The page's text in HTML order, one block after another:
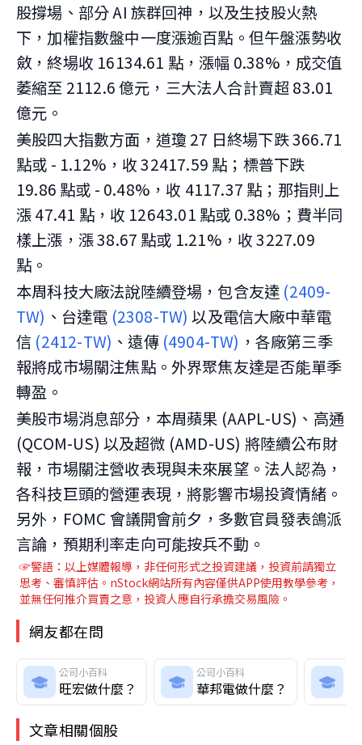
股撐場、部分 AI 族群回神，以及生技股火熱
下，加權指數盤中一度漲逾百點。但午盤漲勢收
斂，終場收 16134.61 點，漲幅 0.38%，成交值
萎縮至 2112.6 億元，三大法人合計賣超 83.01
億元。
美股四大指數方面，道瓊 27 日終場下跌 366.71
點或 - 1.12%，收 32417.59 點；標普下跌
19.86 點或 - 0.48%，收 4117.37 點；那指則上
漲 47.41 點，收 12643.01 點或 0.38%；費半同
樣上漲，漲 38.67 點或 1.21%，收 3227.09
點。
本周科技大廠法說陸續登場，包含友達 (2409-
TW) 、台達電 (2308-TW) 以及電信大廠中華電
信 (2412-TW) 、遠傳 (4904-TW) ，各廠第三季
報將成市場關注焦點。外界聚焦友達是否能單季
轉盈。
美股市場消息部分，本周蘋果 (AAPL-US)、高通
(QCOM-US) 以及超微 (AMD-US) 將陸續公布財
報，市場關注營收表現與未來展望。法人認為，
各科技巨頭的營運表現，將影響市場投資情緒。
另外，FOMC 會議開會前夕，多數官員發表鴿派
言論，預期利率走向可能按兵不動。
☞警語：以上媒體報導，非任何形式之投資建議，投資前請獨立
思考、審慎評估。nStock網站所有內容僅供APP使用教學參考，
並無任何推介買賣之意，投資人應自行承擔交易風險。
網友都在問
公司小百科
旺宏做什麼？
公司小百科
華邦電做什麼？
文章相關個股